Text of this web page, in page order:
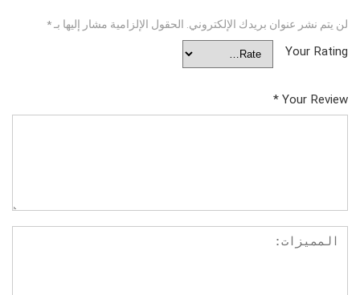
لن يتم نشر عنوان بريدك الإلكتروني. الحقول الإلزامية مشار إليها بـ*
Your Rating
Your Review
*